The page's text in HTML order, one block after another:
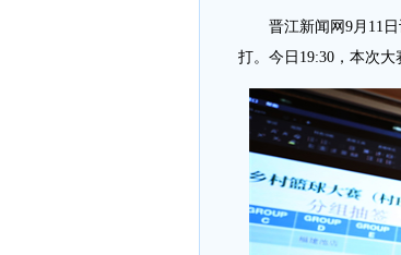
晋江新闻网9月11日
打。今日19:30，本次